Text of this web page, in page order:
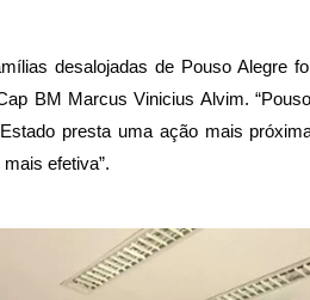
desalojadas de Pouso Alegre
BM Marcus Vinicius Alvim.
presta uma ação mais
efetiva”.